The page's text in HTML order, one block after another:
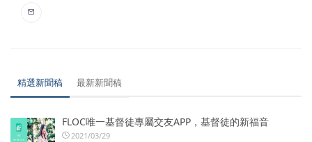
精選新聞稿 最新新聞稿
FLOC唯一基督徒專屬交友APP，基督徒的新福音
2021/03/29